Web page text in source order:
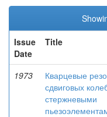
Issue
Date
Title
1973
Кварцевые
сдвиговых
стержневыми